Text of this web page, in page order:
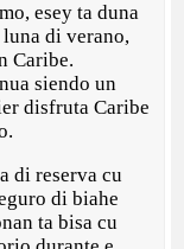
esey ta duna
di verano,
Caribe.
siendo un
disfruta Caribe
di reserva cu
di biahe
ta bisa cu